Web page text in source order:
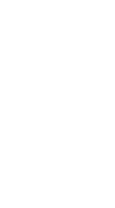
Barre stabilisatrice avant
Wrangler JK et JKU